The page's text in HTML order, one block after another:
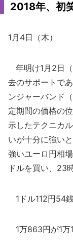
2018年、初
1月4日（木）
年明け1月2日
去のサポートで
ンジャーバンド
定期間の価格の
示したテクニカ
いが十分に強い
強いユーロ円相
ドルを買い、23
1ドル112円54
1万863円が1万